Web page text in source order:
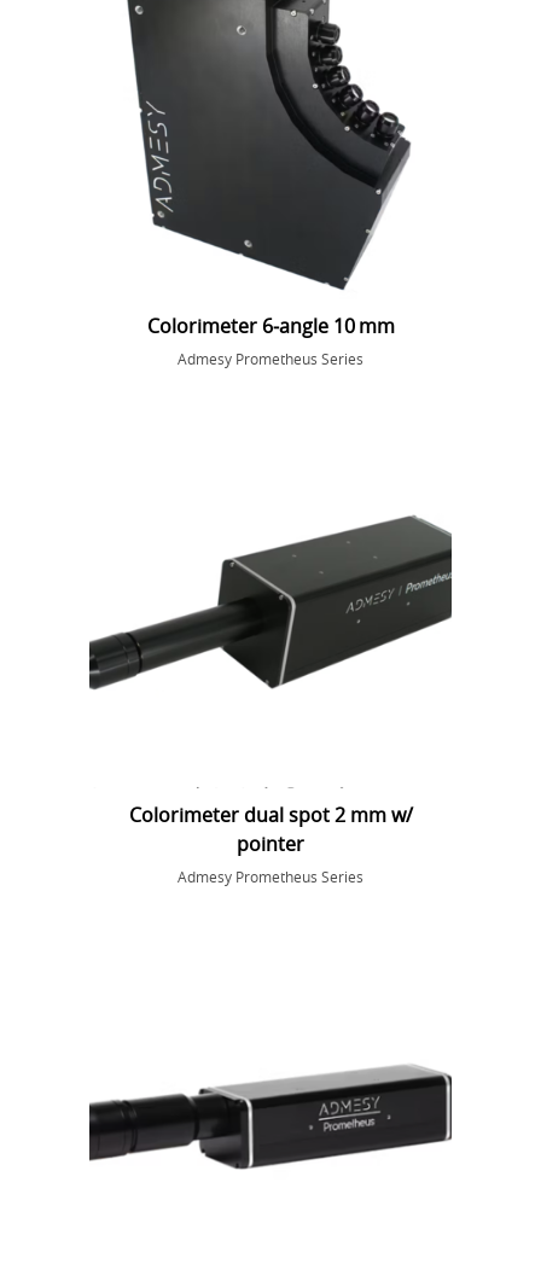
Colorimeter 6‑angle 10 mm
Admesy Prometheus Series
Colorimeter dual spot 2 mm w/
pointer
Admesy Prometheus Series